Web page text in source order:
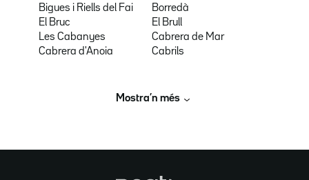
Bigues i Riells del Fai
Borredà
El Bruc
El Brull
Les Cabanyes
Cabrera de Mar
Cabrera d'Anoia
Cabrils
Mostra’n més